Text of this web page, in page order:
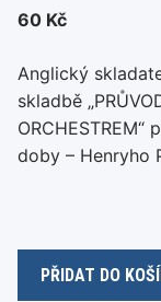
60 Kč
Anglický
skladbě
doby – Henryho
PŘIDAT DO